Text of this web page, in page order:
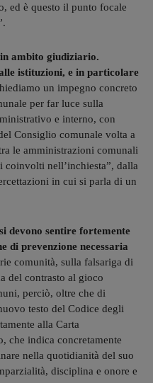
ed è questo il punto focale
ambito giudiziario.
istituzioni, e in particolare
un impegno concreto
per far luce sulla
e interno, con
Consiglio comunale volta a
le amministrazioni comunali
coinvolti nell’inchiesta”, dalla
in cui si parla di un
devono sentire fortemente
di prevenzione necessaria
comunità, sulla falsariga di
del contrasto al gioco
perciò, oltre che di
testo del Codice degli
alla Carta
che indica concretamente
nella quotidianità del suo
disciplina e onore e